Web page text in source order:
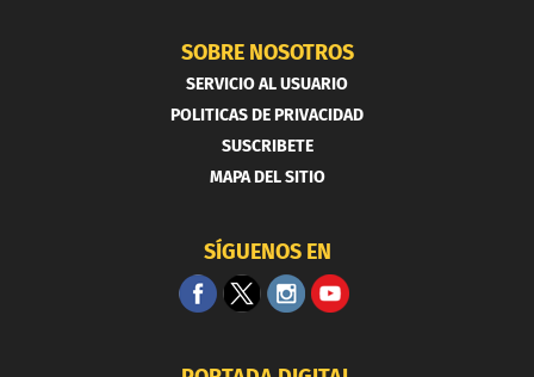
SOBRE NOSOTROS
SERVICIO AL USUARIO
POLITICAS DE PRIVACIDAD
SUSCRIBETE
MAPA DEL SITIO
SÍGUENOS EN